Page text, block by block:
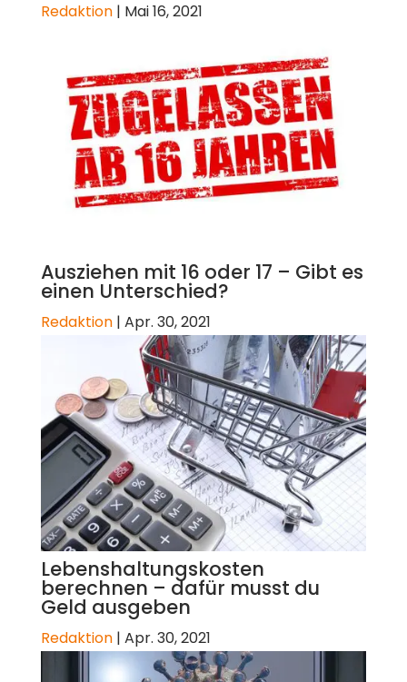
Redaktion | Mai 16, 2021
Ausziehen mit 16 oder 17 – Gibt es
einen Unterschied?
Redaktion | Apr. 30, 2021
Lebenshaltungskosten
berechnen – dafür musst du
Geld ausgeben
Redaktion | Apr. 30, 2021